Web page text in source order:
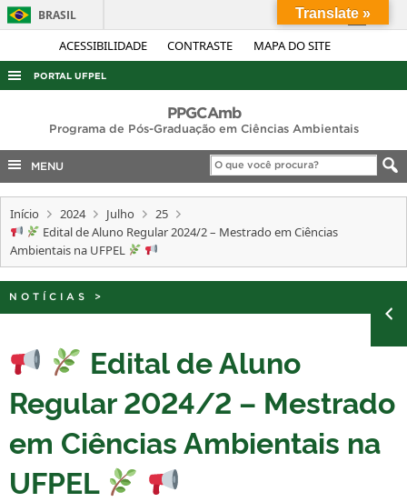
ACESSIBILIDADE CONTRASTE MAPA DO SITE
BRASIL
Simplifique!
Acesso à informação
Legislação
Canais
PORTAL UFPEL
AUDITORIA
COBALTO
CONCURSOS
EDITAIS
OUVIDORIA
TELEFONES
PPGCAmb
Programa de Pós-Graduação em Ciências Ambientais
MENU
Início 2024 Julho
25
Edital de Aluno Regular 2024/2 – Mestrado em Ciências
Ambientais na UFPEL
NOTÍCIAS >
Edital de Aluno
Regular 2024/2 – Mestrado
em Ciências Ambientais na
UFPEL
Translate »